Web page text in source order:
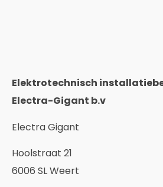
Elektrotechnisch
Electra-Gigant b.v
Electra Gigant
Hoolstraat 21
6006 SL Weert